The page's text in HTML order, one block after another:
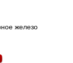
железо